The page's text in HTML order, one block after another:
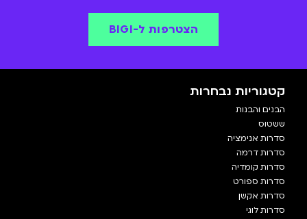
הצטרפות ל-BIGI
קטגוריות נבחרות
הבנים והבנות
ששטוס
סדרות אנימציה
סדרות דרמה
סדרות קומדיה
סדרות ספורט
סדרות אקשן
סדרות לוגי